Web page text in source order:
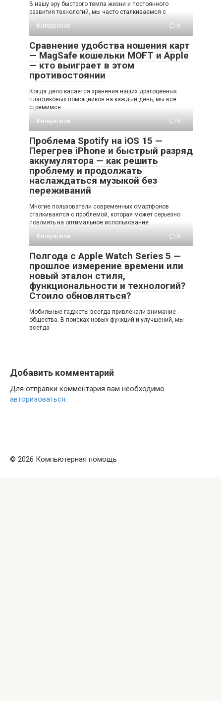
В нашу эру быстрого темпа жизни и постоянного
развития технологий, мы часто сталкиваемся с
Интересное
0
Сравнение удобства ношения карт
— MagSafe кошельки MOFT и Apple
— кто выиграет в этом
противостоянии
Когда дело касается хранения наших драгоценных
пластиковых помощников на каждый день, мы все
стремимся
Интересное
0
Проблема Spotify на iOS 15 —
Перегрев iPhone и быстрый разряд
аккумулятора — как решить
проблему и продолжать
наслаждаться музыкой без
переживаний
Многие пользователи современных смартфонов
сталкиваются с проблемой, которая может серьезно
повлиять на оптимальное использование
Интересное
0
Полгода с Apple Watch Series 5 —
прошлое измерение времени или
новый эталон стиля,
функциональности и технологий?
Стоило обновляться?
Мобильные гаджеты всегда привлекали внимание
общества. В поисках новых функций и улучшений, мы
всегда
Добавить комментарий
Для отправки комментария вам необходимо
авторизоваться.
© 2026 Компьютерная помощь